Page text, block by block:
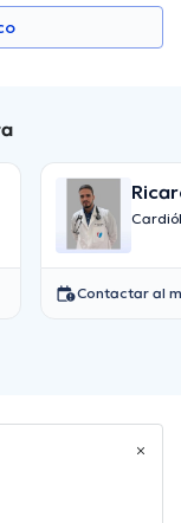
Contactar al